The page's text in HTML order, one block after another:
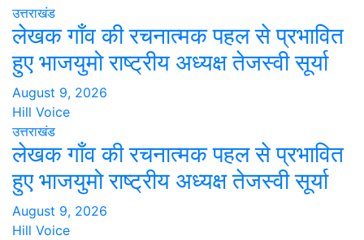
उत्तराखंड
लेखक गाँव की रचनात्मक पहल से प्रभावित
हुए भाजयुमो राष्ट्रीय अध्यक्ष तेजस्वी सूर्या
August 9, 2026
Hill Voice
उत्तराखंड
लेखक गाँव की रचनात्मक पहल से प्रभावित
हुए भाजयुमो राष्ट्रीय अध्यक्ष तेजस्वी सूर्या
August 9, 2026
Hill Voice